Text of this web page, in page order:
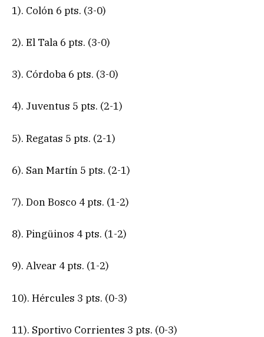
1). Colón 6 pts. (3-0)
2). El Tala 6 pts. (3-0)
3). Córdoba 6 pts. (3-0)
4). Juventus 5 pts. (2-1)
5). Regatas 5 pts. (2-1)
6). San Martín 5 pts. (2-1)
7). Don Bosco 4 pts. (1-2)
8). Pingüinos 4 pts. (1-2)
9). Alvear 4 pts. (1-2)
10). Hércules 3 pts. (0-3)
11). Sportivo Corrientes 3 pts. (0-3)